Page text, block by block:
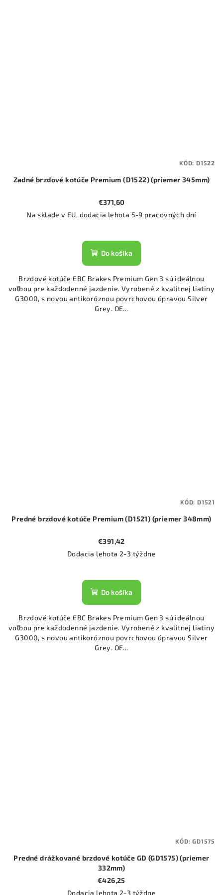
Zadné brzdové kotúče Premium (D1522) (priemer 345mm)
€371,60
Na sklade v EU, dodacia lehota 5-9 pracovných dní
Do košíka
Brzdové kotúče EBC Brakes Premium Gen 3 sú ideálnou
voľbou pre každodenné jazdenie. Vyrobené z kvalitnej liatiny
G3000, s novou antikoróznou povrchovou úpravou Silver
Grey. OE...
KÓD: D1522
Predné brzdové kotúče Premium (D1521) (priemer 348mm)
€391,42
Dodacia lehota 2-3 týždne
Do košíka
Brzdové kotúče EBC Brakes Premium Gen 3 sú ideálnou
voľbou pre každodenné jazdenie. Vyrobené z kvalitnej liatiny
G3000, s novou antikoróznou povrchovou úpravou Silver
Grey. OE...
KÓD: D1521
Predné drážkované brzdové kotúče GD (GD1575) (priemer
332mm)
€426,25
Dodacia lehota 2-3 týždne
KÓD:GD1575